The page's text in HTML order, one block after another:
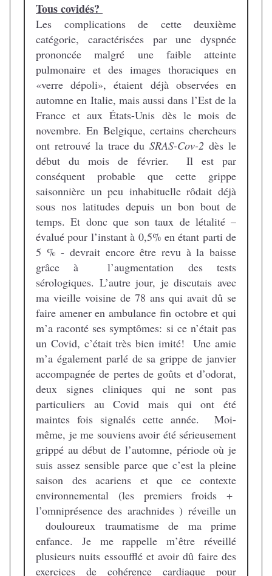
Tous covidés?
Les complications de cette deuxième
catégorie, caractérisées par une dyspnée
prononcée malgré une faible atteinte
pulmonaire et des images thoraciques en
«verre dépoli», étaient déjà observées en
automne en Italie, mais aussi dans l’Est de la
France et aux États-Unis dès le mois de
novembre. En Belgique, certains chercheurs
ont retrouvé la trace duSRAS-Cov-2dès le
début du mois de février. Il est par
conséquent probable que cette grippe
saisonnière un peu inhabituelle rôdait déjà
sous nos latitudes depuis un bon bout de
temps. Et donc que son taux de létalité –
évalué pour l’instant à 0,5% en étant parti de
5 % - devrait encore être revu à la baisse
grâce à l’augmentation des tests
sérologiques. L’autre jour, je discutais avec
ma vieille voisine de 78 ans qui avait dû se
faire amener en ambulance fin octobre et qui
m’a raconté ses symptômes: si ce n’était pas
un Covid, c’était très bien imité! Une amie
m’a également parlé de sa grippe de janvier
accompagnée de pertes de goûts et d’odorat,
deux signes cliniques qui ne sont pas
particuliers au Covid mais qui ont été
maintes fois signalés cette année. Moi-
même, je me souviens avoir été sérieusement
grippé au début de l’automne, période où je
suis assez sensible parce que c’est la pleine
saison des acariens et que ce contexte
environnemental (les premiers froids +
l’omniprésence des arachnides ) réveille un
douloureux traumatisme de ma prime
enfance. Je me rappelle m’être réveillé
plusieurs nuits essoufflé et avoir dû faire des
exercices de cohérence cardiaque pour